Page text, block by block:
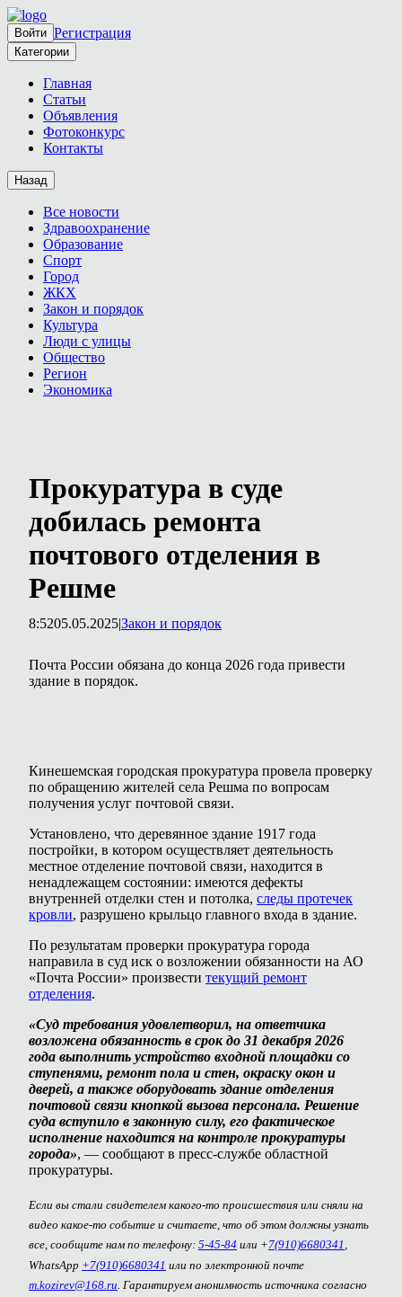
Войти Регистрация
Категории
Главная
Статьи
Объявления
Фотоконкурс
Контакты
Назад
Все новости
Здравоохранение
Образование
Спорт
Город
ЖКХ
Закон и порядок
Культура
Люди с улицы
Общество
Регион
Экономика
Прокуратура в суде
добилась ремонта
почтового отделения в
Решме
8:5205.05.2025|Закон и порядок
Почта России обязана до конца 2026 года привести
здание в порядок.
Кинешемская городская прокуратура провела проверку
по обращению жителей села Решма по вопросам
получения услуг почтовой связи.
Установлено, что деревянное здание 1917 года
постройки, в котором осуществляет деятельность
местное отделение почтовой связи, находится в
ненадлежащем состоянии: имеются дефекты
внутренней отделки стен и потолка, следы протечек
кровли, разрушено крыльцо главного входа в здание.
По результатам проверки прокуратура города
направила в суд иск о возложении обязанности на АО
«Почта России» произвести текущий ремонт
отделения.
«Суд требования удовлетворил, на ответчика
возложена обязанность в срок до 31 декабря 2026
года выполнить устройство входной площадки со
ступенями, ремонт пола и стен, окраску окон и
дверей, а также оборудовать здание отделения
почтовой связи кнопкой вызова персонала. Решение
суда вступило в законную силу, его фактическое
исполнение находится на контроле прокуратуры
города», — сообщают в пресс-службе областной
прокуратуры.
Если вы стали свидетелем какого-то происшествия или сняли на
видео какое-то событие и считаете, что об этом должны узнать
все, сообщите нам по телефону: 5-45-84 или +7(910)6680341 ,
WhatsApp +7(910)6680341 или по электронной почте
m.kozirev@168.ru . Гарантируем анонимность источника согласно